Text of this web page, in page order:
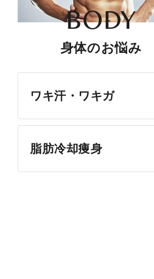
BODY
身体のお悩み
ワキ汗・ワキガ
脂肪冷却痩身